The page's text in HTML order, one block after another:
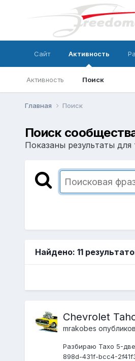
Сайт Активность
Активность Поиск
Главная Поиск
Поиск
Показаны результаты
Найдено: 11
Chevrolet
mrakobes
Разбираю Тахо 5-
898d-431f-bcc4-